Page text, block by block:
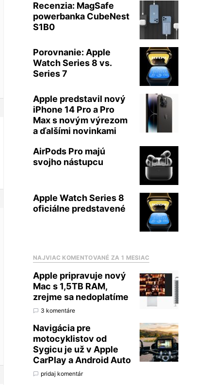
Recenzia: MagSafe
powerbanka CubeNest
S1B0
Porovnanie: Apple
Watch Series 8 vs.
Series 7
Apple predstavil nový
iPhone 14 Pro a Pro
Max s novým výrezom
a ďalšími novinkami
AirPods Pro majú
svojho nástupcu
Apple Watch Series 8
oficiálne predstavené
NAJVIAC KOMENTOVANÉ ZA 1 MESIAC
Apple pripravuje nový
Mac s 1,5TB RAM,
zrejme sa nedoplatíme
3 komentáre
Navigácia pre
motocyklistov od
Sygicu je už v Apple
CarPlay a Android Auto
pridaj komentár